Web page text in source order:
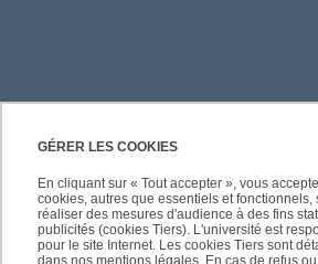
GÉRER LES COOKIES
En cliquant sur « Tout accepter », vous
cookies, autres que essentiels et
réaliser des mesures d'audience à des fins
publicités (cookies Tiers). L'université est
pour le site Internet. Les cookies Tiers sont
PRATIQUE
ACCÈS RAPIDES